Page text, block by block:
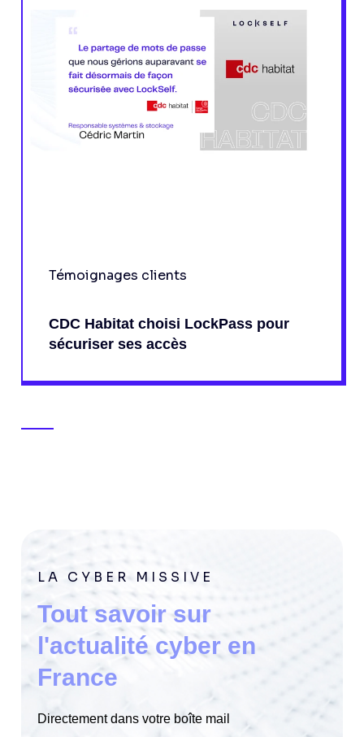
Témoignages clients
CDC Habitat choisi LockPass pour
sécuriser ses accès
LA CYBER MISSIVE
Tout savoir sur
l'actualité cyber en
France
Directement dans votre boîte mail